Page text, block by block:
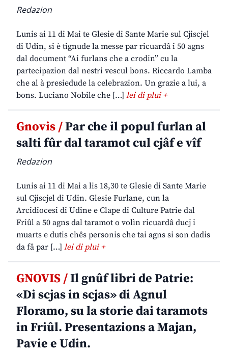
Redazion
Lunis ai 11 di Mai te Glesie di Sante Marie sul Cjiscjel
di Udin, si è tignude la messe par ricuardâ i 50 agns
dal document “Ai furlans che a crodin” cu la
partecipazion dal nestri vescul bons. Riccardo Lamba
che al à presiedude la celebrazion. Un grazie a lui, a
bons. Luciano Nobile che […] lei di plui +
Gnovis /Par che il popul furlan al
salti fûr dal taramot cul cjâf e vîf
Redazion
Lunis ai 11 di Mai a lis 18,30 te Glesie di Sante Marie
sul Cjiscjel di Udin. Glesie Furlane, cun la
Arcidiocesi di Udine e Clape di Culture Patrie dal
Friûl a 50 agns dal taramot o volìn ricuardâ ducj i
muarts e dutis chês personis che tai agns si son dadis
da fâ par […] lei di plui +
GNOVIS /Il gnûf libri de Patrie:
«Di scjas in scjas» di Agnul
Floramo, su la storie dai taramots
in Friûl. Presentazions a Majan,
Pavie e Udin.